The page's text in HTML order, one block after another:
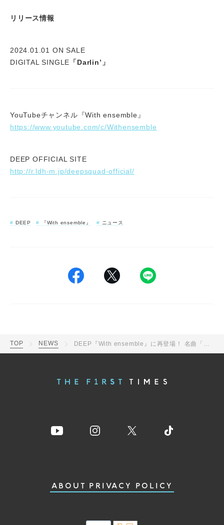
リリース情報
2024.01.01 ON SALE
DIGITAL SINGLE 「Darlin’」
YouTubeチャンネル『With ensemble』
https://www.youtube.com/c/Withensemble
DEEP OFFICIAL SITE
http://r.ldh-m.jp/deepsquad-official/
DEEP 『With ensemble』 ニュース
TOP NEWS
ABOUT PRIVACY POLICY